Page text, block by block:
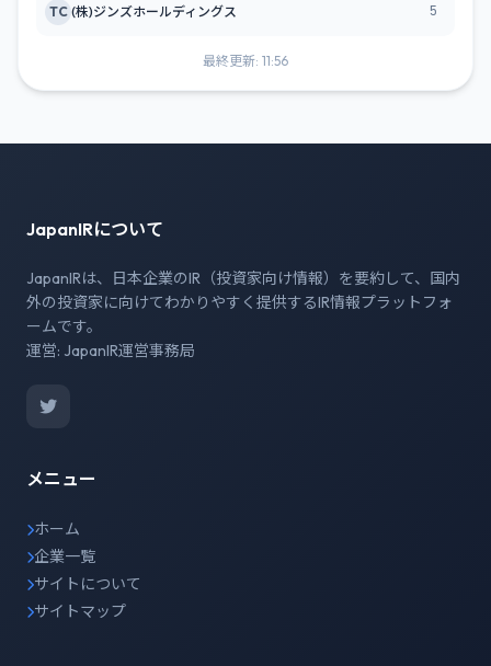
TC (株)ジンズホールディングス 5
最終更新: 11:56
JapanIRについて
JapanIRは、日本企業のIR（投資家向け情報）を要約して、国内
外の投資家に向けてわかりやすく提供するIR情報プラットフォ
ームです。
運営: JapanIR運営事務局
メニュー
ホーム
企業一覧
サイトについて
サイトマップ